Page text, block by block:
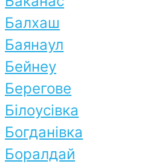
Балхаш
Баянаул
Бейнеу
Берегове
Білоусівка
Богданівка
Боралдай